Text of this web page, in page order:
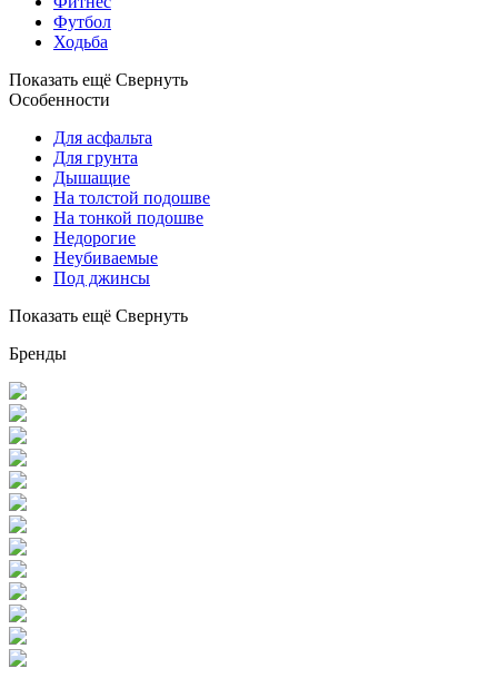
Футбол
Ходьба
Показать ещё Свернуть
Особенности
Для асфальта
Для грунта
Дышащие
На толстой подошве
На тонкой подошве
Недорогие
Неубиваемые
Под джинсы
Показать ещё Свернуть
Бренды